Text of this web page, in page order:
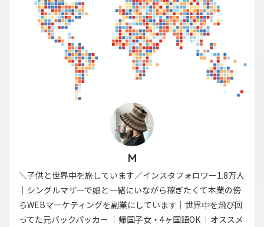
M
＼子供と世界中を旅しています／インスタフォロワー1.8万人
｜シングルマザーで娘と一緒にいながら稼ぎたくて本業の傍
らWEBマーケティングを副業にしています｜世界中を飛び回
ってた元バックパッカー ｜帰国子女・4ヶ国語OK ｜オススメ